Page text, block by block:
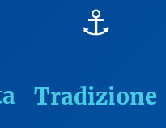
⚓
Tradizione